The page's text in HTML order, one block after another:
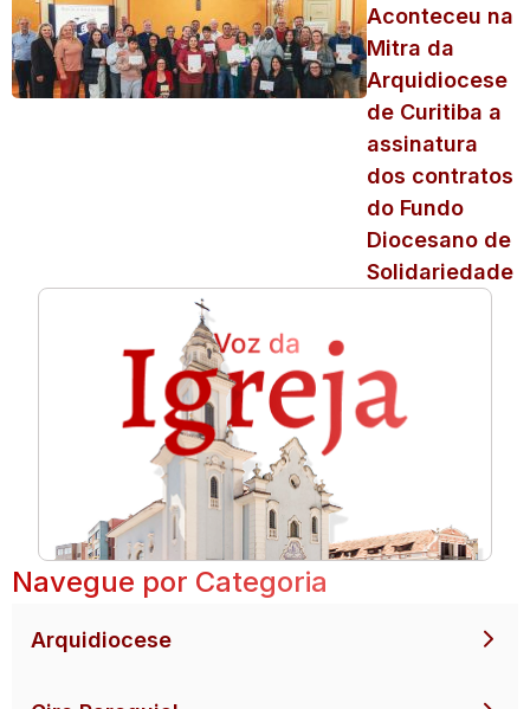
Aconteceu na
Mitra da
Arquidiocese
de Curitiba a
assinatura
dos contratos
do Fundo
Diocesano de
Solidariedade
Navegue por Categoria
Arquidiocese